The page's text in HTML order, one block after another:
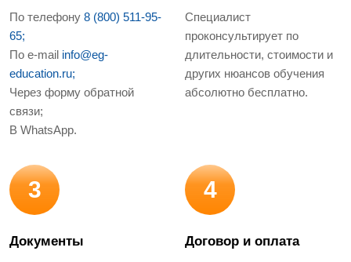
По телефону 8 (800) 511-95-
65;
По e-mail info@eg-
education.ru;
Через форму обратной
связи;
В WhatsApp.
Специалист
проконсультирует по
длительности, стоимости и
других нюансов обучения
абсолютно бесплатно.
3
Документы
4
Договор и оплата